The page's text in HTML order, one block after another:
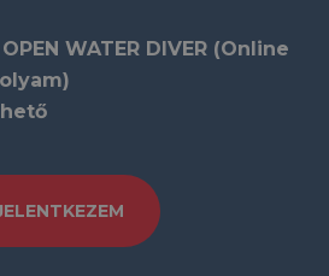
OPEN WATER DIVER (Online